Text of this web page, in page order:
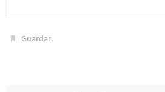
Guardar.